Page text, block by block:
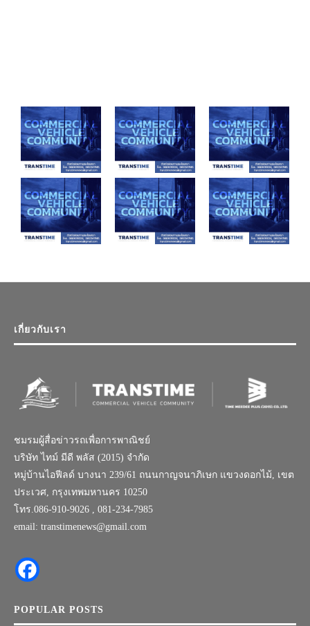
เกี่ยวกับเรา
ชมรมผู้สื่อข่าวรถเพื่อการพาณิชย์
บริษัท ไทม์ มีดี พลัส (2015) จำกัด
หมู่บ้านไอฟีลด์ บางนา 239/61 ถนนกาญจนาภิเษก แขวงดอกไม้, เขต
ประเวศ, กรุงเทพมหานคร 10250
โทร.086-910-9026 , 081-234-7985
email: transtimenews@gmail.com
POPULAR POSTS